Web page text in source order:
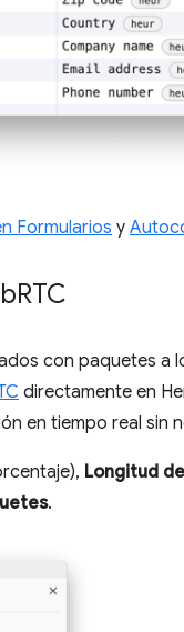
Formularios y
RTC
con paquetes a
directamente en
en tiempo real sin
Longitud
.